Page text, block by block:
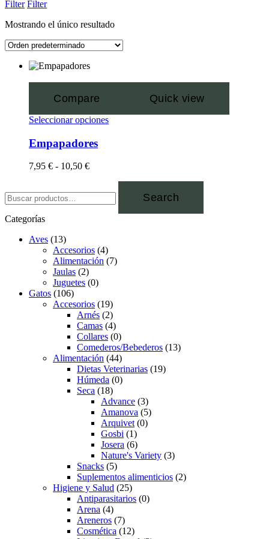
Filter Filter
Mostrando el único resultado
Compare Quick view
Seleccionar opciones
Empapadores
7,95 € - 10,50 €
Search
Categorías
Aves (13)
Accesorios (4)
Alimentación (7)
Jaulas (2)
Juguetes (0)
Gatos (106)
Accesorios (19)
Arnés (2)
Camas (4)
Collares (0)
Comederos/Bebederos (13)
Alimentación (44)
Dietas Veterinarias (19)
Húmeda (0)
Seca (18)
Advance (3)
Amanova (5)
Arquivet (0)
Gosbi (1)
Josera (6)
Nature's Variety (3)
Snacks (5)
Suplementos alimenticios (2)
Higiene y Salud (25)
Antiparasitarios (0)
Arena (4)
Areneros (7)
Cosmética (12)